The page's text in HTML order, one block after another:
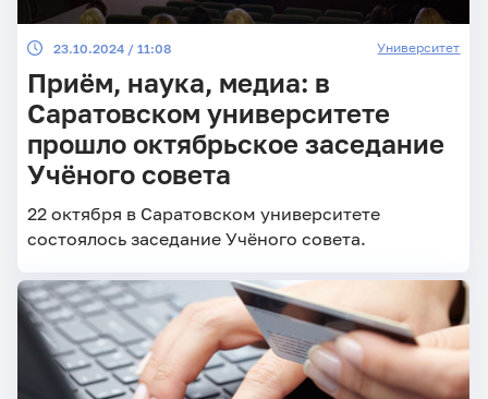
23.10.2024 / 11:08 Университет
Приём, наука, медиа: в
Саратовском университете
прошло октябрьское заседание
Учёного совета
22 октября в Саратовском университете
состоялось заседание Учёного совета.